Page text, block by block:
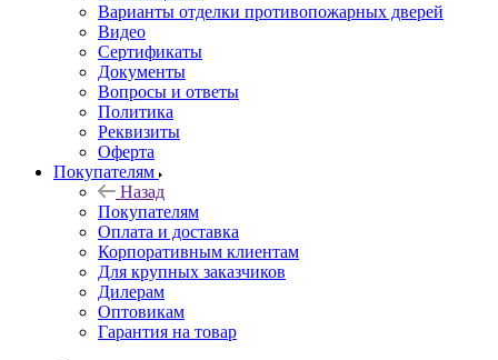
Варианты отделки противопожарных дверей
Видео
Сертификаты
Документы
Вопросы и ответы
Политика
Реквизиты
Оферта
Покупателям
Назад
Покупателям
Оплата и доставка
Корпоративным клиентам
Для крупных заказчиков
Дилерам
Оптовикам
Гарантия на товар